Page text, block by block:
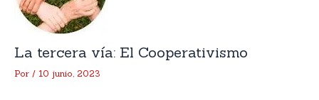
La tercera vía: El Cooperativismo
Por / 10 junio, 2023